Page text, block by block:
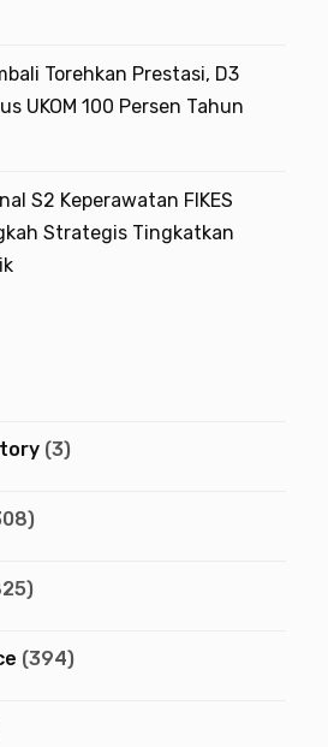
Torehkan Prestasi, D3
UKOM 100 Persen Tahun
S2 Keperawatan FIKES
Strategis Tingkatkan
(3)
(394)